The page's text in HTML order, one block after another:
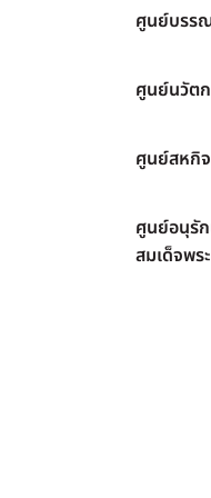
ศูนย์บรร
ศูนย์นวัตก
ศูนย์สหกิ
ศูนย์อนุรั
สมเด็จพร